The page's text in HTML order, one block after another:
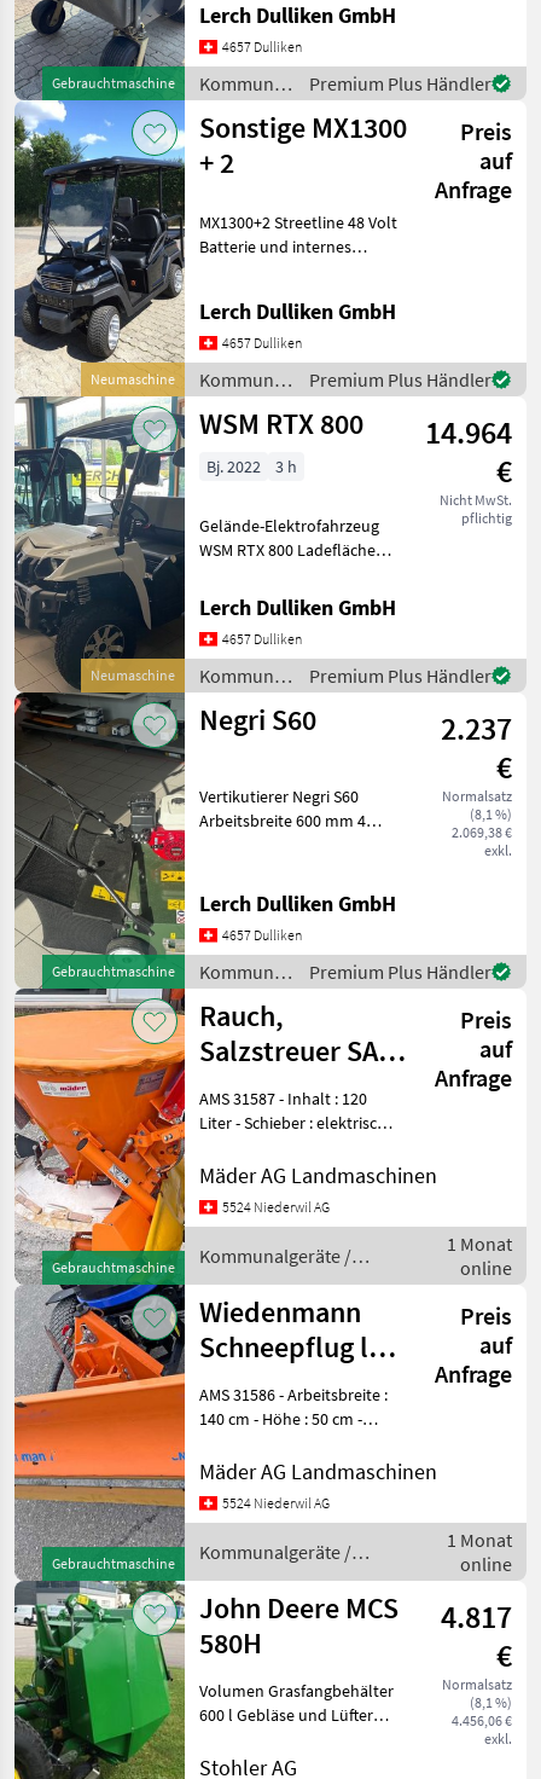
Gebrauchtmaschine
Umschaltung Gerät
funktioniert **top
Zustand** zu Kubota, Iseki,
John
Lerch Dulliken GmbH
4657 Dulliken
Kommunalgeräte
/ Matev
Premium Plus Händler
Neumaschine
Sonstige MX1300
+ 2
Preis
auf
Anfrage
MX1300+2 Streetline 48 Volt
Batterie und internes
Elektromotor
Ausgangsleistung 4 kw
Steuereinheit American
Lerch Dulliken GmbH
4657 Dulliken
Kommunalgeräte
/ Sonstige
Premium Plus Händler
Neumaschine
WSM RTX 800
14.964
€
Nicht MwSt.
pflichtig
Bj. 2022 3 h
Gelände-Elektrofahrzeug
WSM RTX 800 Ladefläche
oder grün Kunststoff-
Schutzdach (Sonnendach)
Frontscheibe aus Plexiglas
Serienausstattu
Lerch Dulliken GmbH
4657 Dulliken
Kommunalgeräte
/ WSM
Premium Plus Händler
Gebrauchtmaschine
Negri S60
2.237
€
Normalsatz
(8,1 %)
2.069,38 €
exkl.
Vertikutierer Negri S60
Arbeitsbreite 600 mm 4
Fangkorb 100l Top Gerät
Kommunalgeräte
Arealpflege
Lerch Dulliken GmbH
4657 Dulliken
Kommunalgeräte
/ Negri
Premium Plus Händler
Gebrauchtmaschine
Rauch,
Salzstreuer SA
121 R
Preis
auf
Anfrage
AMS 31587 - Inhalt : 120
Liter - Schieber : elektrische
500 cm manuell verstellbar
Behälterabdeckung,
Mäder AG Landmaschinen
5524 Niederwil AG
Kommunalgeräte /
Rauch
1 Monat
online
Gebrauchtmaschine
Wiedenmann
Schneepflug leer
Snow Master
1400
Preis
auf
Anfrage
AMS 31586 - Arbeitsbreite :
140 cm - Höhe : 50 cm -
0 - Farbe : orange - Baujahr :
Schwenkung : hydraulis
Mäder AG Landmaschinen
5524 Niederwil AG
Kommunalgeräte /
Wiedenmann
1 Monat
online
John Deere MCS
580H
4.817
€
Normalsatz
(8,1 %)
4.456,06 €
exkl.
Volumen Grasfangbehälter
600 l Gebläse und Lüfter
Antrieb Hochentleerung,
Stohler AG